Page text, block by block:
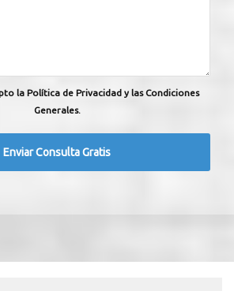
la Política de Privacidad y las Condiciones
Generales.